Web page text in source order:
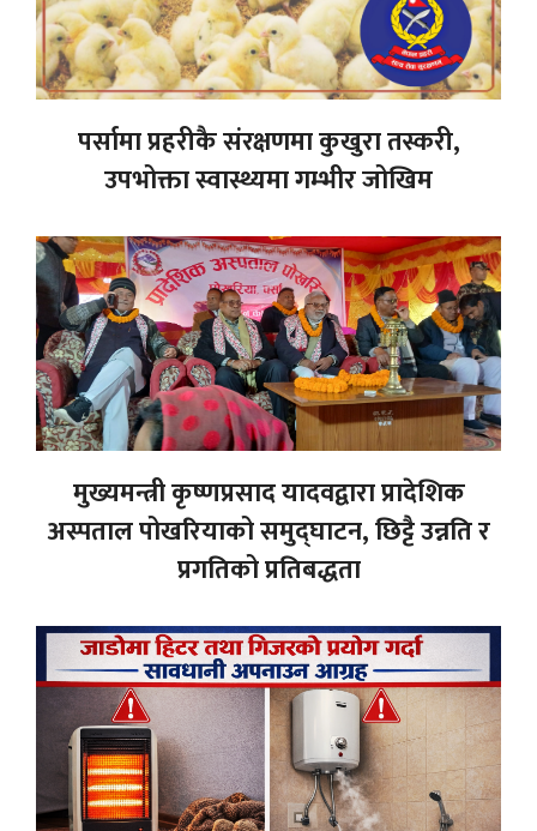
पर्सामा प्रहरीकै संरक्षणमा कुखुरा तस्करी,
उपभोक्ता स्वास्थ्यमा गम्भीर जोखिम
मुख्यमन्त्री कृष्णप्रसाद यादवद्वारा प्रादेशिक
अस्पताल पोखरियाको समुद्घाटन, छिट्टै उन्नति र
प्रगतिको प्रतिबद्धता